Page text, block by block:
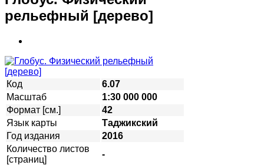
рельефный [дерево]
Код
6.07
Масштаб
1:30 000 000
Формат [см.]
42
Язык карты
Таджикский
Год издания
2016
Количество листов
[страниц]
-